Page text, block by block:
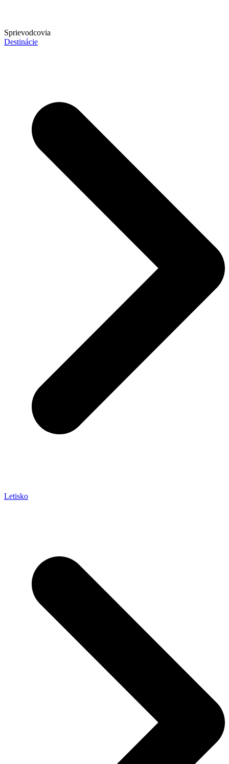
Sprievodcovia
Destinácie
Letisko